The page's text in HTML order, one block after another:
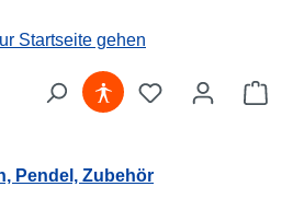
Pendel, Zubehör